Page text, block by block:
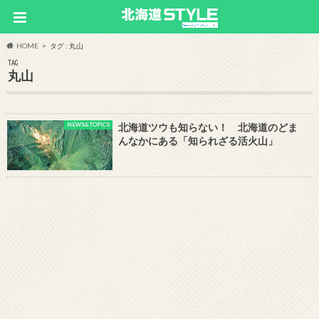
HOME タグ : 丸山
TAG
丸山
NEWS&TOPICS
北海道ツウも知らない！ 北海道のどま
んなかにある「知られざる活火山」